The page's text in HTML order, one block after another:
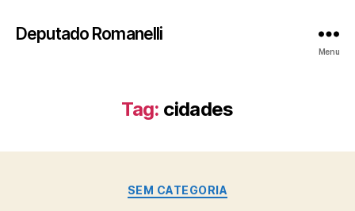
Deputado Romanelli
Menu
Tag: cidades
Categorias
SEM CATEGORIA